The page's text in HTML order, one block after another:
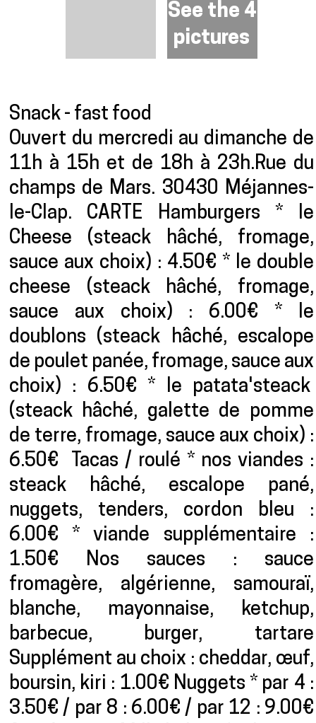
See the 4
pictures
Presentation
Snack - fast food
Ouvert du mercredi au dimanche de
11h à 15h et de 18h à 23h.Rue du
champs de Mars. 30430 Méjannes-
le-Clap. CARTE Hamburgers * le
Cheese (steack hâché, fromage,
sauce aux choix) : 4.50€ * le double
cheese (steack hâché, fromage,
sauce aux choix) : 6.00€ * le
doublons (steack hâché, escalope
de poulet panée, fromage, sauce aux
choix) : 6.50€ * le patata'steack
(steack hâché, galette de pomme
de terre, fromage, sauce aux choix) :
6.50€ Tacas / roulé * nos viandes :
steack hâché, escalope pané,
nuggets, tenders, cordon bleu :
6.00€ * viande supplémentaire :
1.50€ Nos sauces : sauce
fromagère, algérienne, samouraï,
blanche, mayonnaise, ketchup,
barbecue, burger, tartare
Supplément au choix : cheddar, œuf,
boursin, kiri : 1.00€ Nuggets * par 4 :
3.50€ / par 8 : 6.00€ / par 12 : 9.00€